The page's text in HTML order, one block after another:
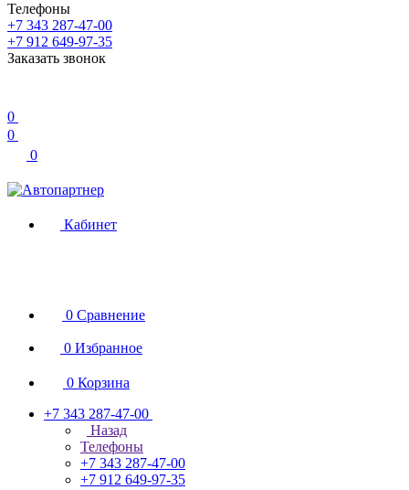
Телефоны
+7 343 287-47-00
+7 912 649-97-35
Заказать звонок
0
0
0
Кабинет
0 Сравнение
0 Избранное
0 Корзина
+7 343 287-47-00
Назад
Телефоны
+7 343 287-47-00
+7 912 649-97-35